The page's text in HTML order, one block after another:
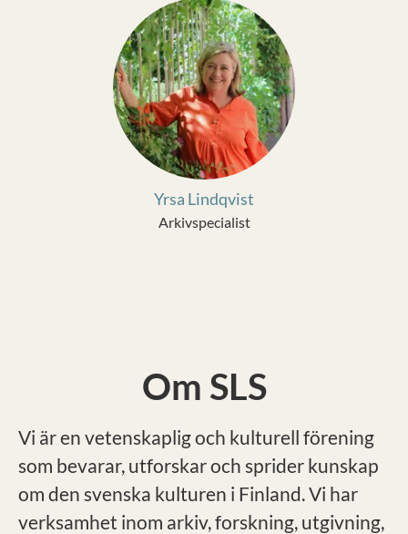
Yrsa Lindqvist
Arkivspecialist
Om SLS
Vi är en vetenskaplig och kulturell förening
som bevarar, utforskar och sprider kunskap
om den svenska kulturen i Finland. Vi har
verksamhet inom arkiv, forskning, utgivning,